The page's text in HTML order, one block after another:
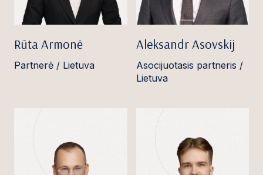
Rūta Armonė
Partnerė / Lietuva
Aleksandr Asovskij
Asocijuotasis partneris /
Lietuva